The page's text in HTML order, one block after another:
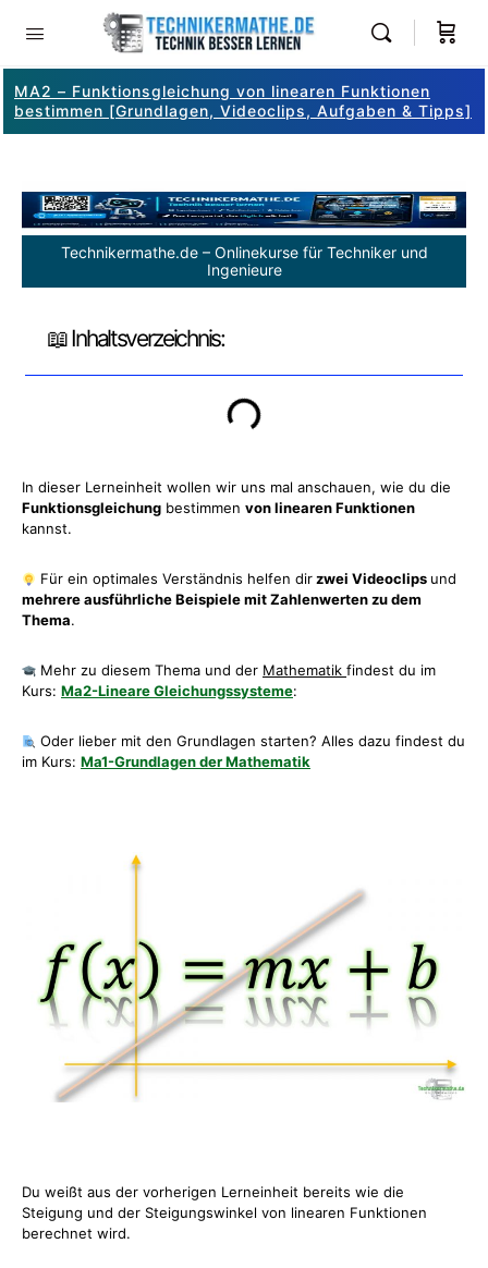
MA2 – Funktionsgleichung von linearen Funktionen
bestimmen [Grundlagen, Videoclips, Aufgaben & Tipps]
Technikermathe.de – Onlinekurse für Techniker und
Ingenieure
📖 Inhaltsverzeichnis:
In dieser Lerneinheit wollen wir uns mal anschauen, wie du die
Funktionsgleichung bestimmen von linearen Funktionen
kannst.
Für ein optimales Verständnis helfen dirzwei Videoclips und
mehrere ausführliche Beispiele mit Zahlenwerten zu dem
Thema.
Mehr zu diesem Thema und der Mathematik findest du im
Kurs: Ma2-Lineare Gleichungssysteme:
Oder lieber mit den Grundlagen starten? Alles dazu findest du
im Kurs: Ma1-Grundlagen der Mathematik
Du weißt aus der vorherigen Lerneinheit bereits wie die
Steigung und der Steigungswinkel von linearen Funktionen
berechnet wird.